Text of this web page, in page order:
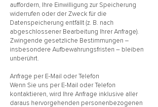
auffordern, Ihre Einwilligung zur Speicherung
widerrufen oder der Zweck für die
Datenspeicherung entfällt (z. B. nach
abgeschlossener Bearbeitung Ihrer Anfrage).
Zwingende gesetzliche Bestimmungen –
insbesondere Aufbewahrungsfristen – bleiben
unberührt.
Anfrage per E-Mail oder Telefon
Wenn Sie uns per E-Mail oder Telefon
kontaktieren, wird Ihre Anfrage inklusive aller
daraus hervorgehenden personenbezogenen